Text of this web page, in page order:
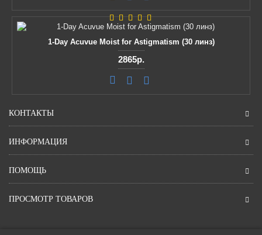
1-Day Acuvue Moist for Astigmatism (30 линз)
2865р.
КОНТАКТЫ
ИНФОРМАЦИЯ
ПОМОЩЬ
ПРОСМОТР ТОВАРОВ